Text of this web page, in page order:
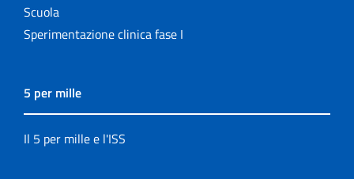
Scuola
Sperimentazione clinica fase I
5 per mille
Il 5 per mille e l'ISS